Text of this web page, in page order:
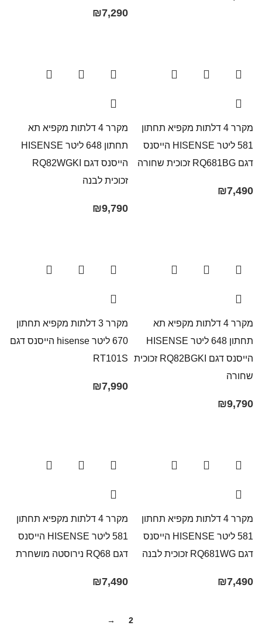
₪7,290
מקרר 4 דלתות מקפיא תחתון
581 ליטר HISENSE הייסנס
דגם RQ681BG זכוכית שחורה
₪7,490
מקרר 4 דלתות מקפיא תא
תחתון 648 ליטר HISENSE
הייסנס דגם RQ82WGKI
זכוכית לבנה
₪9,790
מקרר 4 דלתות מקפיא תא
תחתון 648 ליטר HISENSE
הייסנס דגם RQ82BGKI זכוכית
שחורה
₪9,790
מקרר 3 דלתות ‏מקפיא תחתון
670 ‏ליטר hisense הייסנס דגם
₪7,990
מקרר 4 דלתות מקפיא תחתון
581 ליטר HISENSE הייסנס
דגם RQ681WG זכוכית לבנה
₪7,490
מקרר 4 דלתות מקפיא תחתון
581 ליטר HISENSE הייסנס
דגם RQ68 נירוסטה מושחרת
₪7,490
2
→